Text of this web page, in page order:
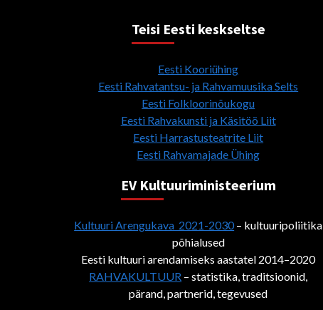
Teisi Eesti keskseltse
Eesti Kooriühing
Eesti Rahvatantsu- ja Rahvamuusika Selts
Eesti Folkloorinõukogu
Eesti Rahvakunsti ja Käsitöö Liit
Eesti Harrastusteatrite Liit
Eesti Rahvamajade Ühing
EV Kultuuriministeerium
Kultuuri Arengukava 2021-2030– kultuuripoliitika
põhialused
Eesti kultuuri arendamiseks aastatel 2014–2020
RAHVAKULTUUR – statistika, traditsioonid,
pärand, partnerid, tegevused